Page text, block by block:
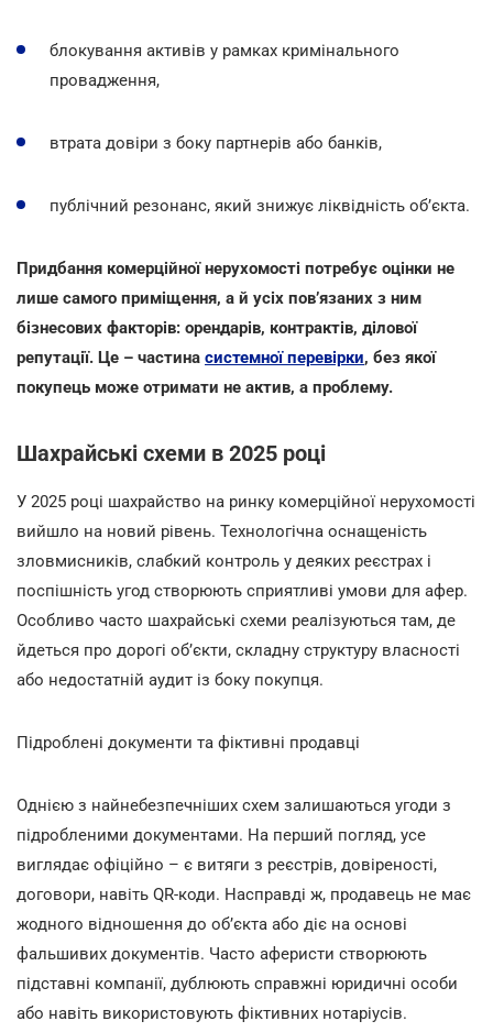
блокування активів у рамках кримінального
провадження,
втрата довіри з боку партнерів або банків,
публічний резонанс, який знижує ліквідність об’єкта.
Придбання комерційної нерухомості потребує оцінки не
лише самого приміщення, а й усіх пов’язаних з ним
бізнесових факторів: орендарів, контрактів, ділової
репутації. Це – частина системної перевірки, без якої
покупець може отримати не актив, а проблему.
Шахрайські схеми в 2025 році
У 2025 році шахрайство на ринку комерційної нерухомості
вийшло на новий рівень. Технологічна оснащеність
зловмисників, слабкий контроль у деяких реєстрах і
поспішність угод створюють сприятливі умови для афер.
Особливо часто шахрайські схеми реалізуються там, де
йдеться про дорогі об’єкти, складну структуру власності
або недостатній аудит із боку покупця.
Підроблені документи та фіктивні продавці
Однією з найнебезпечніших схем залишаються угоди з
підробленими документами. На перший погляд, усе
виглядає офіційно – є витяги з реєстрів, довіреності,
договори, навіть QR-коди. Насправді ж, продавець не має
жодного відношення до об’єкта або діє на основі
фальшивих документів. Часто аферисти створюють
підставні компанії, дублюють справжні юридичні особи
або навіть використовують фіктивних нотаріусів.